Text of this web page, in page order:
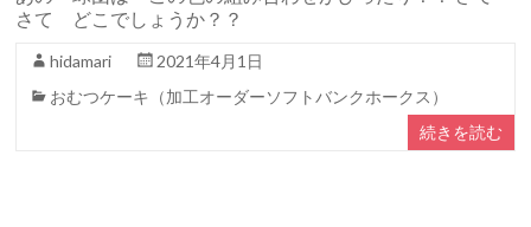
さて どこでしょうか？？
hidamari
2021年4月1日
おむつケーキ（加工オーダーソフトバンクホークス）
続きを読む